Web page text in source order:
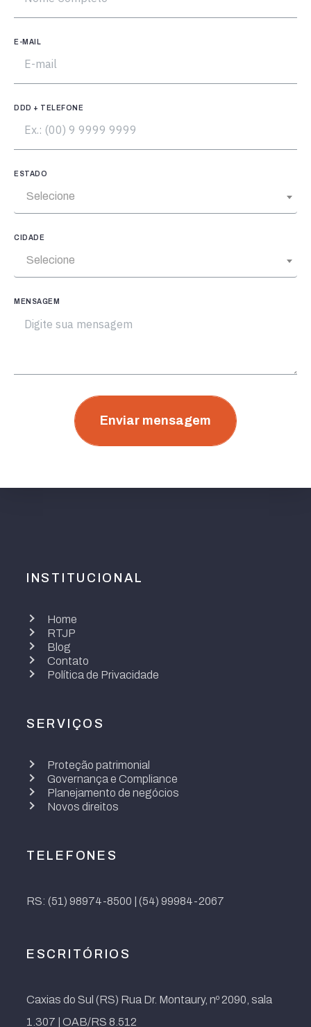
E-MAIL
DDD + TELEFONE
ESTADO
Selecione
CIDADE
Selecione
MENSAGEM
Enviar mensagem
INSTITUCIONAL
Home
RTJP
Blog
Contato
Política de Privacidade
SERVIÇOS
Proteção patrimonial
Governança e Compliance
Planejamento de negócios
Novos direitos
TELEFONES
RS: (51) 98974-8500 | (54) 99984-2067
ESCRITÓRIOS
Caxias do Sul (RS) Rua Dr. Montaury, nº 2090, sala
1.307 | OAB/RS 8.512